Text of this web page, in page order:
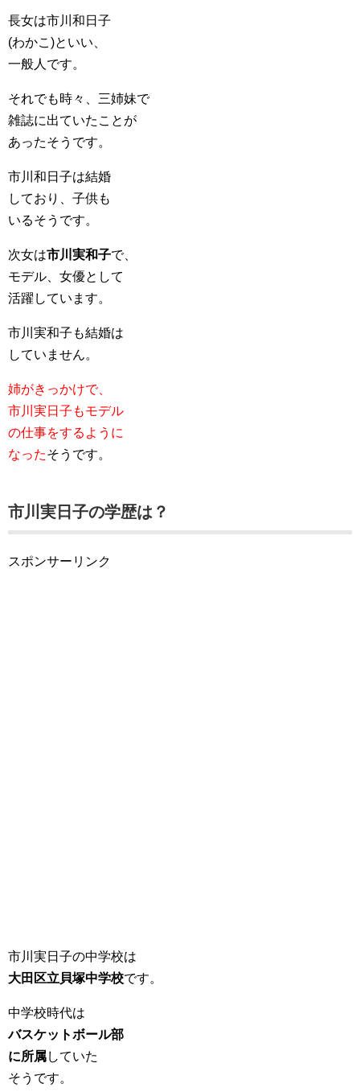
長女は市川和日子
(わかこ)といい、
一般人です。
それでも時々、三姉妹で
雑誌に出ていたことが
あったそうです。
市川和日子は結婚
しており、子供も
いるそうです。
次女は市川実和子で、
モデル、女優として
活躍しています。
市川実和子も結婚は
していません。
姉がきっかけで、
市川実日子もモデル
の仕事をするように
なったそうです。
市川実日子の学歴は？
スポンサーリンク
市川実日子の中学校は
大田区立貝塚中学校です。
中学校時代は
バスケットボール部
に所属していた
そうです。